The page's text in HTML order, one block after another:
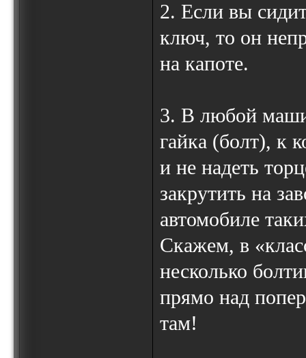
2. Если вы
ключ, то он
на капоте.
3. В любой
гайка (болт), к
и не надеть
закрутить на
автомобиле
Скажем, в
несколько
прямо над
там!